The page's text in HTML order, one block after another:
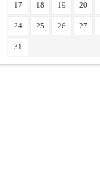
17 18 19 20
24 25 26 27
31